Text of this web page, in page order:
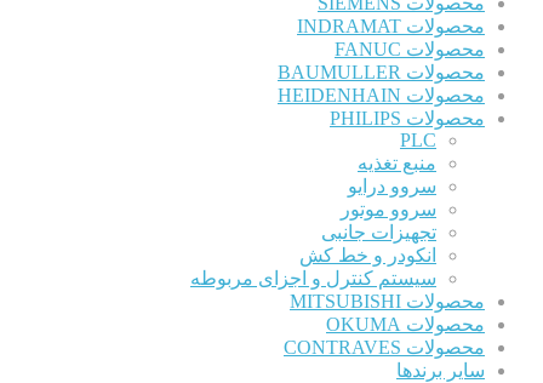
محصولات INDRAMAT
محصولات FANUC
محصولات BAUMULLER
محصولات HEIDENHAIN
محصولات PHILIPS
PLC
منبع تغذیه
سروو درایو
سروو موتور
تجهیزات جانبی
انکودر و خط کش
سیستم کنترل و اجزای مربوطه
محصولات MITSUBISHI
محصولات OKUMA
محصولات CONTRAVES
سایر برندها